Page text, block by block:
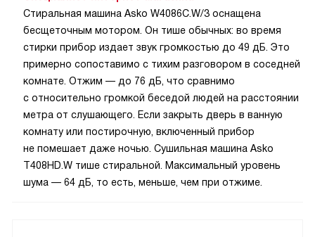
Стиральная машина Asko W4086C.W/3 оснащена
бесщеточным мотором. Он тише обычных: во время
стирки прибор издает звук громкостью до 49 дБ. Это
примерно сопоставимо с тихим разговором в соседней
комнате. Отжим — до 76 дБ, что сравнимо
с относительно громкой беседой людей на расстоянии
метра от слушающего. Если закрыть дверь в ванную
комнату или постирочную, включенный прибор
не помешает даже ночью. Сушильная машина Asko
T408HD.W тише стиральной. Максимальный уровень
шума — 64 дБ, то есть, меньше, чем при отжиме.